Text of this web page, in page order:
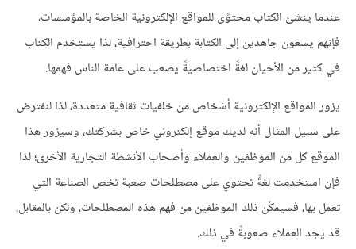
عندما ينشئ الكتاب محتوًى للمواقع الإلكترونية الخاصة بالمؤسسات،
فإنهم يسعون جاهدين إلى الكتابة بطريقة احترافية، لذا يستخدم الكتاب
في كثير من الأحيان لغةً اختصاصيةً يصعب على عامة الناس فهمها.
يزور المواقع الإلكترونية أشخاص من خلفيات ثقافية متعددة، لذا لنفترض
على سبيل المثال أنه لديك موقع إلكتروني خاص بشركتك، وسيزور هذا
الموقع كل من الموظفين والعملاء وأصحاب الأنشطة التجارية الأخرى؛ لذا
فإن استخدمت لغةً تحتوي على مصطلحات صعبة تخص الصناعة التي
تعمل بها، فسيمكّن ذلك الموظفين من فهم هذه المصطلحات، ولكن بالمقابل،
قد يجد العملاء صعوبةً في ذلك.